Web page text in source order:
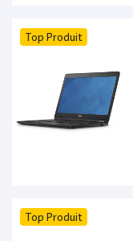
Top Produit
Top Produit